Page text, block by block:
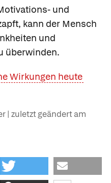
und
kann der Mensch
und
überwinden.
Wirkungen heute
| zuletzt geändert am